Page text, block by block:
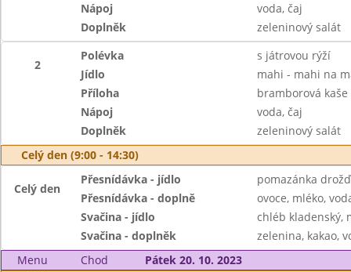
Nápoj
voda, čaj
Doplněk
zeleninový salát
2
Polévka
s játrovou rýží
Jídlo
mahi - mahi na
Příloha
bramborová kaše
Nápoj
voda, čaj
Doplněk
zeleninový salát
Celý den (9:00 - 14:30)
Celý den
Přesnídávka - jídlo
pomazánka
Přesnídávka - doplně
ovoce, mléko,
Svačina - jídlo
chléb kladenský,
Svačina - doplněk
zelenina, kakao,
Menu
Chod
Pátek 20. 10. 2023